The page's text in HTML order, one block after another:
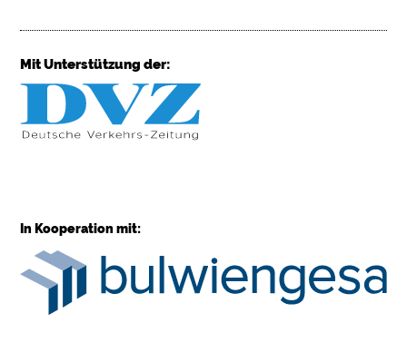
Mit Unterstützung der:
In Kooperation mit: